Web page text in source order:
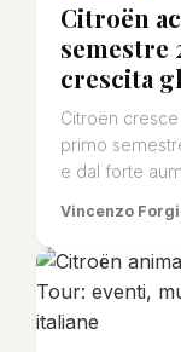
Citroën
semestre
crescita
Citroën
primo
e dal forte
Vincenzo